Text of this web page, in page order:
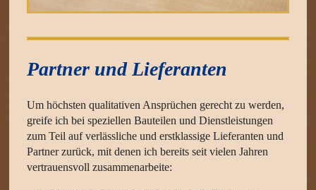
Partner und Lieferanten
Um höchsten qualitativen Ansprüchen gerecht zu werden,
greife ich bei speziellen Bauteilen und Dienstleistungen
zum Teil auf verlässliche und erstklassige Lieferanten und
Partner zurück, mit denen ich bereits seit vielen Jahren
vertrauensvoll zusammenarbeite: